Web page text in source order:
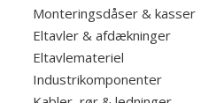
Monteringsdåser & kasser
Eltavler & afdækninger
Eltavlemateriel
Industrikomponenter